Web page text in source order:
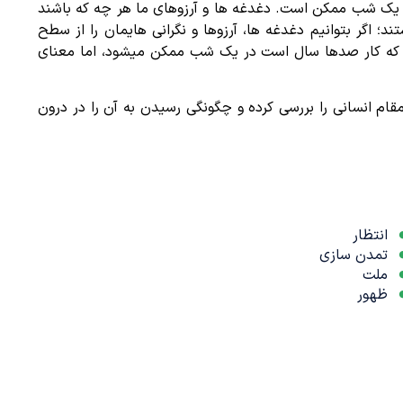
یک شب ممکن است. دغدغه ها و آرزوهای ما هر چه که باشند
بتوانیم دغدغه ها، آرزوها و نگرانی هایمان را از سطح
که کار صدها سال است در یک شب ممکن میشود، اما معنای
انسانی را بررسی کرده و چگونگی رسیدن به آن را در درون
انتظار
تمدن سازی
ملت
ظهور